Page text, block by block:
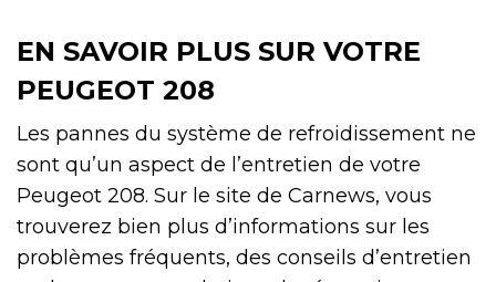
EN SAVOIR PLUS SUR VOTRE
PEUGEOT 208
Les pannes du système de refroidissement ne
sont qu’un aspect de l’entretien de votre
Peugeot 208. Sur le site de Carnews, vous
trouverez bien plus d’informations sur les
problèmes fréquents, des conseils d’entretien